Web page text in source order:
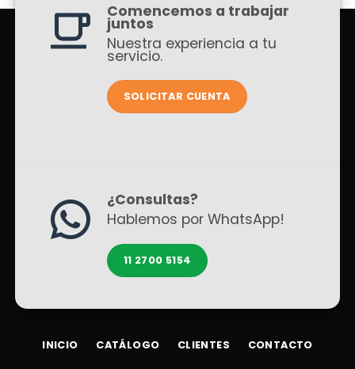
Comencemos a trabajar
juntos
Nuestra experiencia a tu
servicio.
SOLICITAR CUENTA
¿Consultas?
Hablemos por WhatsApp!
11 2700 5154
INICIO CATÁLOGO CLIENTES CONTACTO